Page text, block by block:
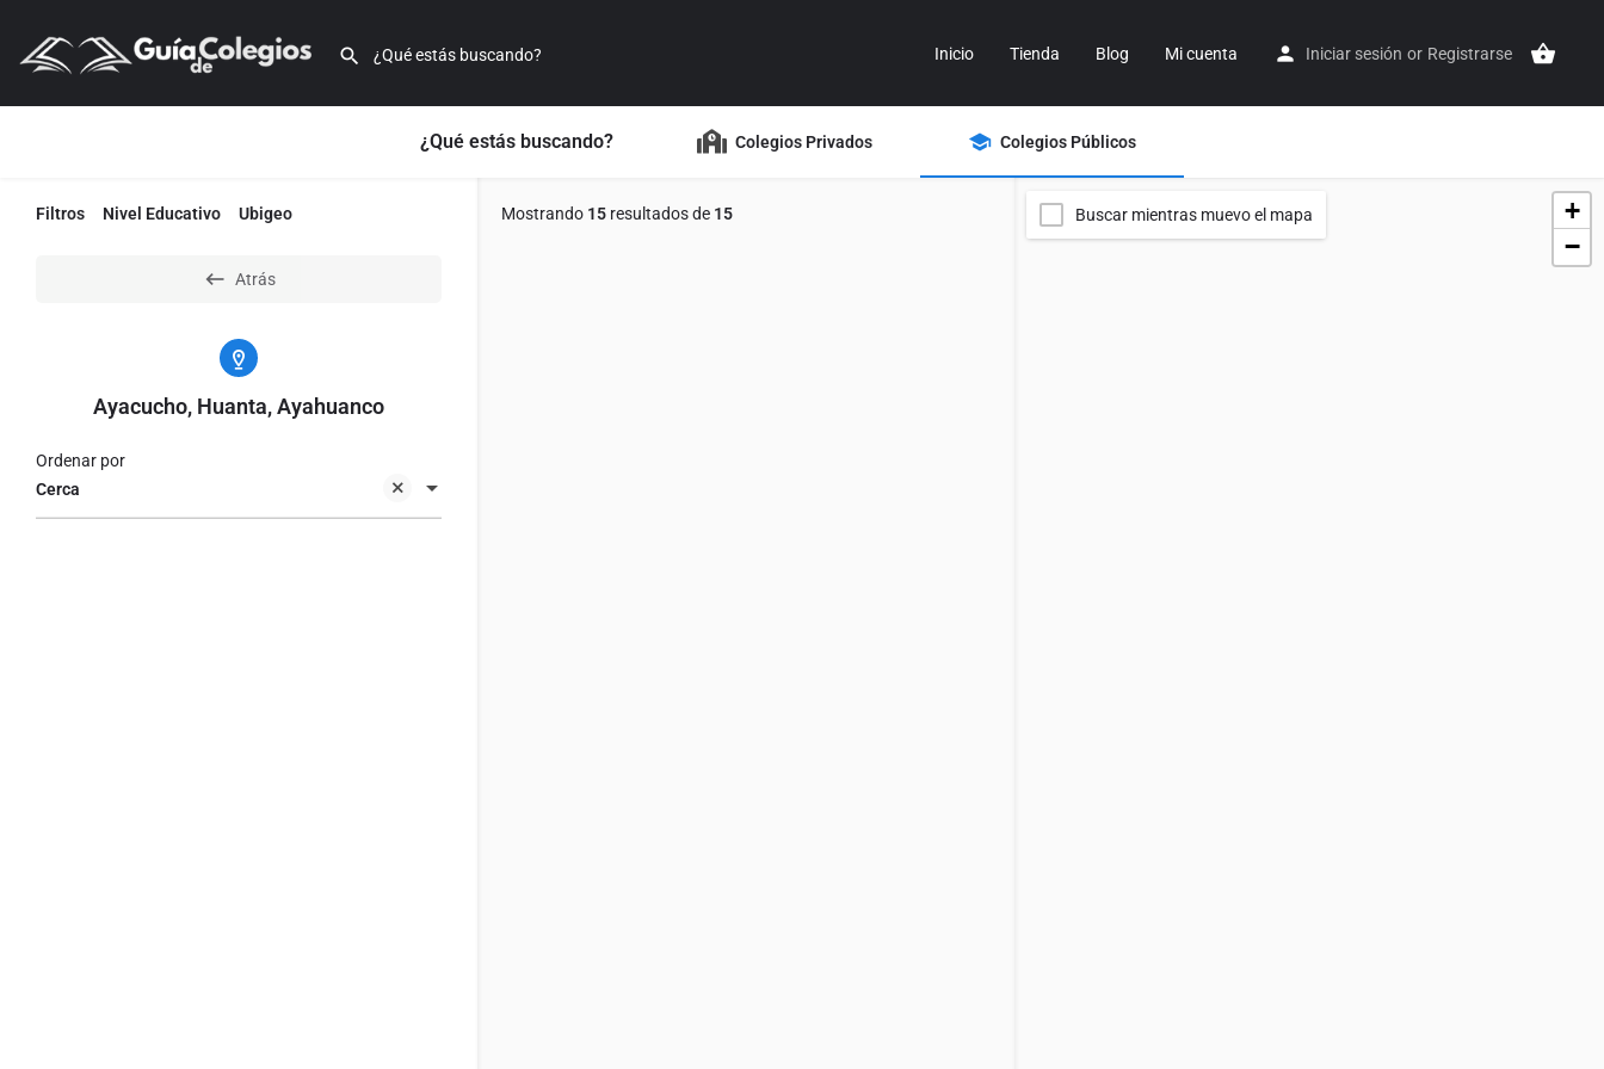
Inicio Tienda Blog Mi cuenta Iniciar sesión or Registrarse
¿Qué estás buscando? Colegios Privados Colegios Públicos
Filtros Nivel Educativo Ubigeo
Atrás
Ayacucho, Huanta, Ayahuanco
Cerca
Ordenar por
Mostrando 15 resultados de 15
+
−
Buscar mientras muevo el mapa